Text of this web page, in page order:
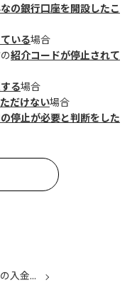
の銀行口座を開設したこ
いる場合
紹介コードが停止されて
る場合
だけない場合
停止が必要と判断をした
入金...